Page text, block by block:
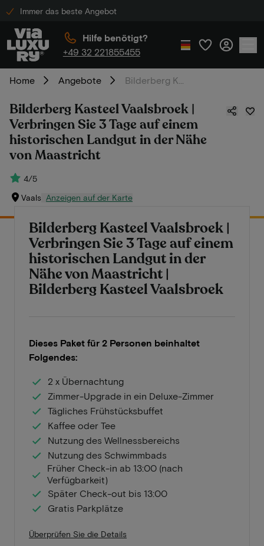
Immer das beste Angebot
Hilfe benötigt?
+49 32 221855455
Home Angebote
Bilderberg Kasteel Vaalsbroek |
Verbringen Sie 3 Tage auf einem
historischen Landgut in der Nähe
von Maastricht
4/5
Vaals Anzeigen auf der Karte
Bilderberg Kasteel Vaalsbroek |
Verbringen Sie 3 Tage auf einem
historischen Landgut in der
Nähe von Maastricht |
Bilderberg Kasteel Vaalsbroek
Dieses Paket für 2 Personen beinhaltet
Folgendes:
2 x Übernachtung
Zimmer-Upgrade in ein Deluxe-Zimmer
Tägliches Frühstücksbuffet
Kaffee oder Tee
Nutzung des Wellnessbereichs
Nutzung des Schwimmbads
Früher Check-in ab 13:00 (nach
Verfügbarkeit)
Später Check-out bis 13:00
Gratis Parkplätze
Überprüfen Sie die Details